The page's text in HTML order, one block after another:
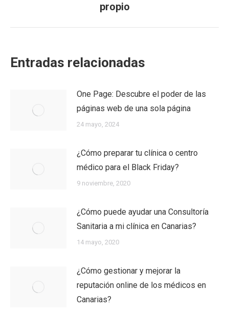
post:
propio
Entradas relacionadas
One Page: Descubre el poder de las
páginas web de una sola página
24 mayo, 2024
¿Cómo preparar tu clínica o centro
médico para el Black Friday?
9 noviembre, 2020
¿Cómo puede ayudar una Consultoría
Sanitaria a mi clínica en Canarias?
14 mayo, 2020
¿Cómo gestionar y mejorar la
reputación online de los médicos en
Canarias?